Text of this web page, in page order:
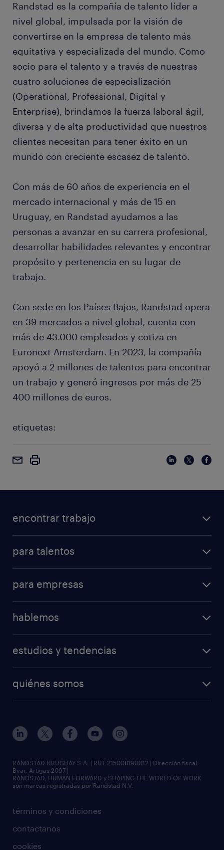
Randstad es la compañía de talento líder a
nivel global, impulsada por la visión de
convertirse en la empresa de talento más
equitativa y especializada del mundo. Como
socio para el talento y a través de nuestras
cuatro soluciones de especialización
(Operational, Professional, Digital y
Enterprise), brindamos la fuerza laboral ágil,
diversa y de alta productividad que nuestros
clientes necesitan para tener éxito en un
mundo con creciente escasez de talento.
Con más de 60 años de experiencia en el
mercado internacional y más de 15 en
Uruguay, en Randstad ayudamos a las
personas a avanzar en su carrera profesional,
desarrollar habilidades relevantes y encontrar
propósito y pertenencia en su lugar de
trabajo.
Con sede en los Países Bajos, Randstad opera
en 39 mercados a nivel global, cuenta con
más de 43.000 empleados y cotiza en
Euronext Amsterdam. En 2023, la compañía
apoyó a 2 millones de talentos para encontrar
un trabajo y generó ingresos por más de 25
400 millones de euros.
etiquetas:
encontrar trabajo
para talentos
para empresas
hablemos
estudios y tendencias
quiénes somos
términos y condiciones
contactanos
cookies
RANDSTAD URUGUAY S.A. | RUT 215008190012 | Dirección fiscal:
Bvar. Artigas 2097 |
RANDSTAD, HUMAN FORWARD y SHAPING THE WORLD OF WORK
son marcas registradas por Randstad N.V.